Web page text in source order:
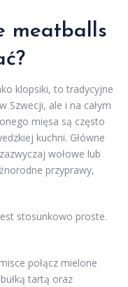
meatballs
klopsiki, to tradycyjne
Szwecji, ale i na całym
mięsa są często
kuchni. Główne
wołowe lub
przyprawy,
stosunkowo proste.
połącz mielone
tartą oraz